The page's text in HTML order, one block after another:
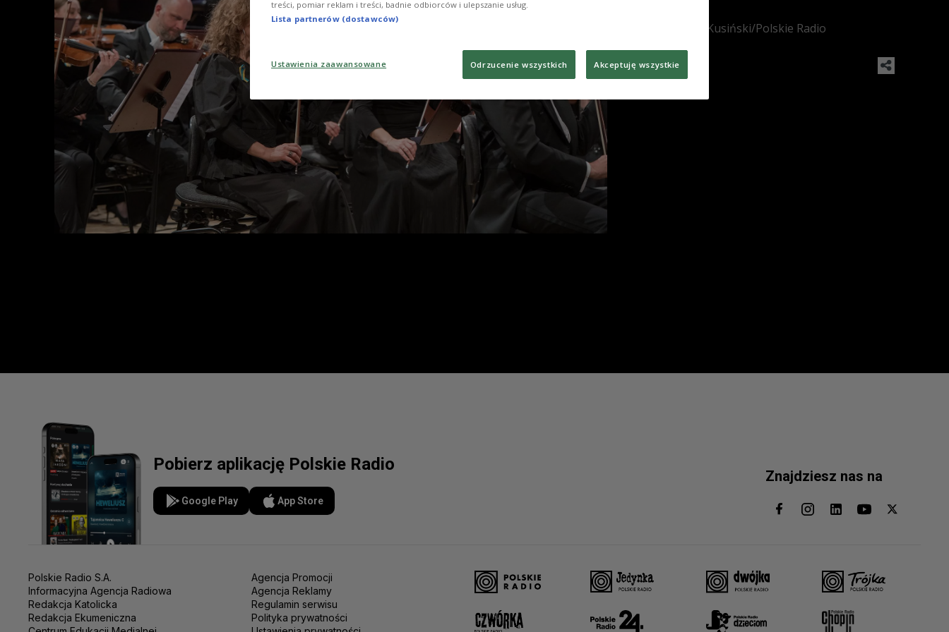
Foto: Wojciech Kusiński/Polskie Radio
Pobierz aplikację Polskie Radio
Google Play App Store
Znajdziesz nas na
Polskie Radio S.A.
Informacyjna Agencja Radiowa
Redakcja Katolicka
Redakcja Ekumeniczna
Agencja Promocji
Agencja Reklamy
Regulamin serwisu
Polityka prywatności
treści, pomiar reklam i treści, badnie odbiorców i ulepszanie usług.
Lista partnerów (dostawców)
Ustawienia zaawansowane Odrzucenie wszystkich Akceptuję wszystkie